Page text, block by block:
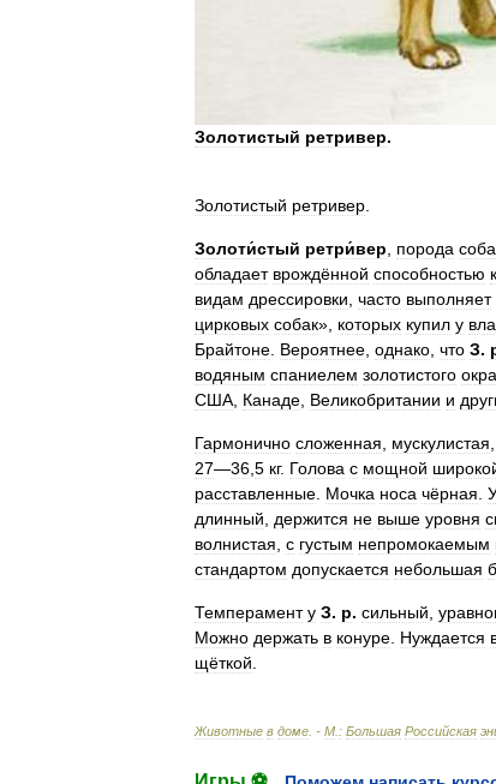
Золотистый ретривер.
Золотистый ретривер
Золоти́стый ретри́вер порода
обладает врождённой способностью к
видам дрессировки часто выполняет
цирковых собак», которых купил у
Брайтоне Вероятнее однако что З.
водяным спаниелем золотистого
США Канаде Великобритании и
Гармонично сложенная мускулистая
27—36 5 кг. Голова с мощной
расставленные Мочка носа чёрная
длинный
держится не выше уровня
волнистая с густым непромокаемым
стандартом допускается небольшая
Темперамент у З. р. сильный
Можно держать в конуре Нуждается
щёткой
Животные в доме . - М : Большая Российская